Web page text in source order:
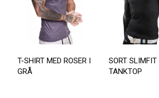
T-SHIRT MED ROSER I
GRÅ
SORT SLIMFIT
TANKTOP